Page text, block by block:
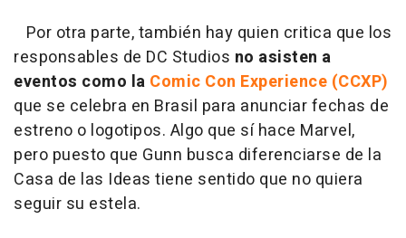
Por otra parte, también hay quien critica que los
responsables de DC Studios no asisten a
eventos como la Comic Con Experience (CCXP)
que se celebra en Brasil para anunciar fechas de
estreno o logotipos. Algo que sí hace Marvel,
pero puesto que Gunn busca diferenciarse de la
Casa de las Ideas tiene sentido que no quiera
seguir su estela.